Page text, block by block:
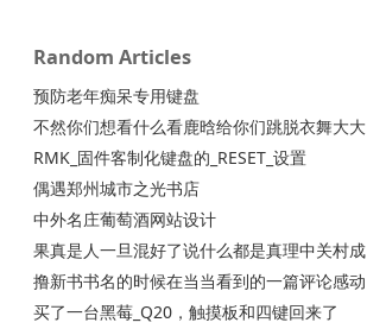
Random Articles
预防老年痴呆专用键盘
不然你们想看什么看鹿晗给你们跳脱衣舞大大
RMK_固件客制化键盘的_RESET_设置
偶遇郑州城市之光书店
中外名庄葡萄酒网站设计
果真是人一旦混好了说什么都是真理中关村成
撸新书书名的时候在当当看到的一篇评论感动
买了一台黑莓_Q20，触摸板和四键回来了